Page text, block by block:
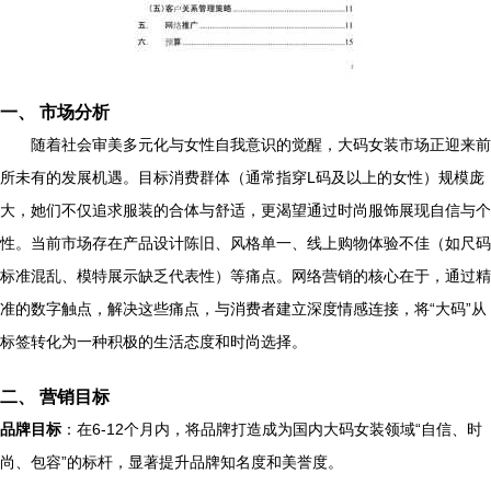
一、 市场分析
随着社会审美多元化与女性自我意识的觉醒，大码女装市场正迎来前
所未有的发展机遇。目标消费群体（通常指穿L码及以上的女性）规模庞
大，她们不仅追求服装的合体与舒适，更渴望通过时尚服饰展现自信与个
性。当前市场存在产品设计陈旧、风格单一、线上购物体验不佳（如尺码
标准混乱、模特展示缺乏代表性）等痛点。网络营销的核心在于，通过精
准的数字触点，解决这些痛点，与消费者建立深度情感连接，将“大码”从
标签转化为一种积极的生活态度和时尚选择。
二、 营销目标
品牌目标 ：在6-12个月内，将品牌打造成为国内大码女装领域“自信、时
尚、包容”的标杆，显著提升品牌知名度和美誉度。